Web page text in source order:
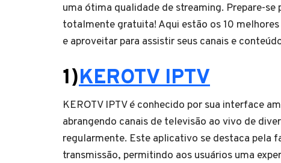
uma ótima qualidade de streaming. Prepare-
totalmente gratuita! Aqui estão os 10
e aproveitar para assistir seus canais e
1)KEROTV IPTV
KEROTV IPTV é conhecido por sua interface
abrangendo canais de televisão ao vivo de
regularmente. Este aplicativo se destaca pela
transmissão, permitindo aos usuários uma